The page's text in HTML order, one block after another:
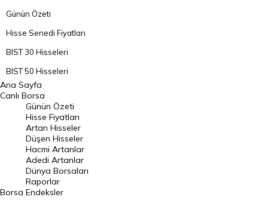
Günün Özeti
Hisse Senedi Fiyatları
BIST 30 Hisseleri
BIST 50 Hisseleri
BIST 100 Hisseleri
En Çok Artan Hisseler
En Çok Düşen Hisseler
Hacmi Artanlar
Geçmiş Kapanışlar
Dünya Borsaları
Ana Sayfa
Canlı Borsa
Borsa
Günün Özeti
Hisse Fiyatları
Artan Hisseler
Düşen Hisseler
Hacmi Artanlar
Adedi Artanlar
Dünya Borsaları
Raporlar
Endeksler